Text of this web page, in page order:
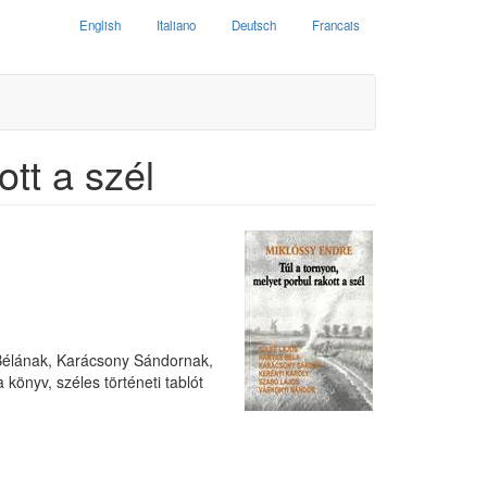
English Italiano Deutsch Francais
a szél
Karácsony Sándornak,
könyv, széles történeti tablót